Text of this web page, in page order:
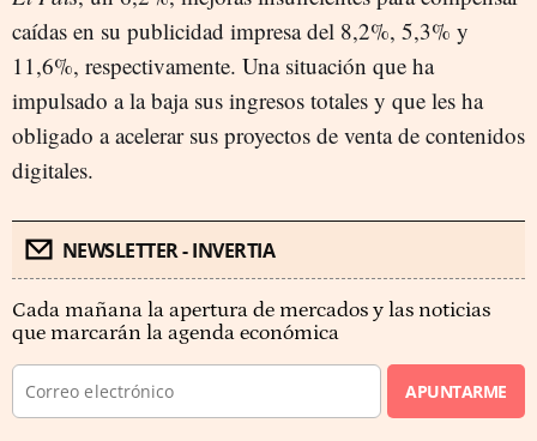
caídas en su publicidad impresa del 8,2%, 5,3% y
11,6%, respectivamente. Una situación que ha
impulsado a la baja sus ingresos totales y que les ha
obligado a acelerar sus proyectos de venta de contenidos
digitales.
NEWSLETTER - INVERTIA
Cada mañana la apertura de mercados y las noticias
que marcarán la agenda económica
APUNTARME